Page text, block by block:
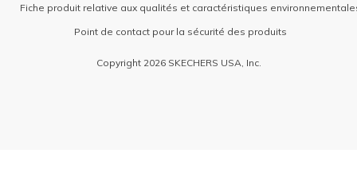
Fiche produit relative aux qualités et caractéristiques
Point de contact pour la sécurité des produits
Copyright 2026 SKECHERS USA, Inc.